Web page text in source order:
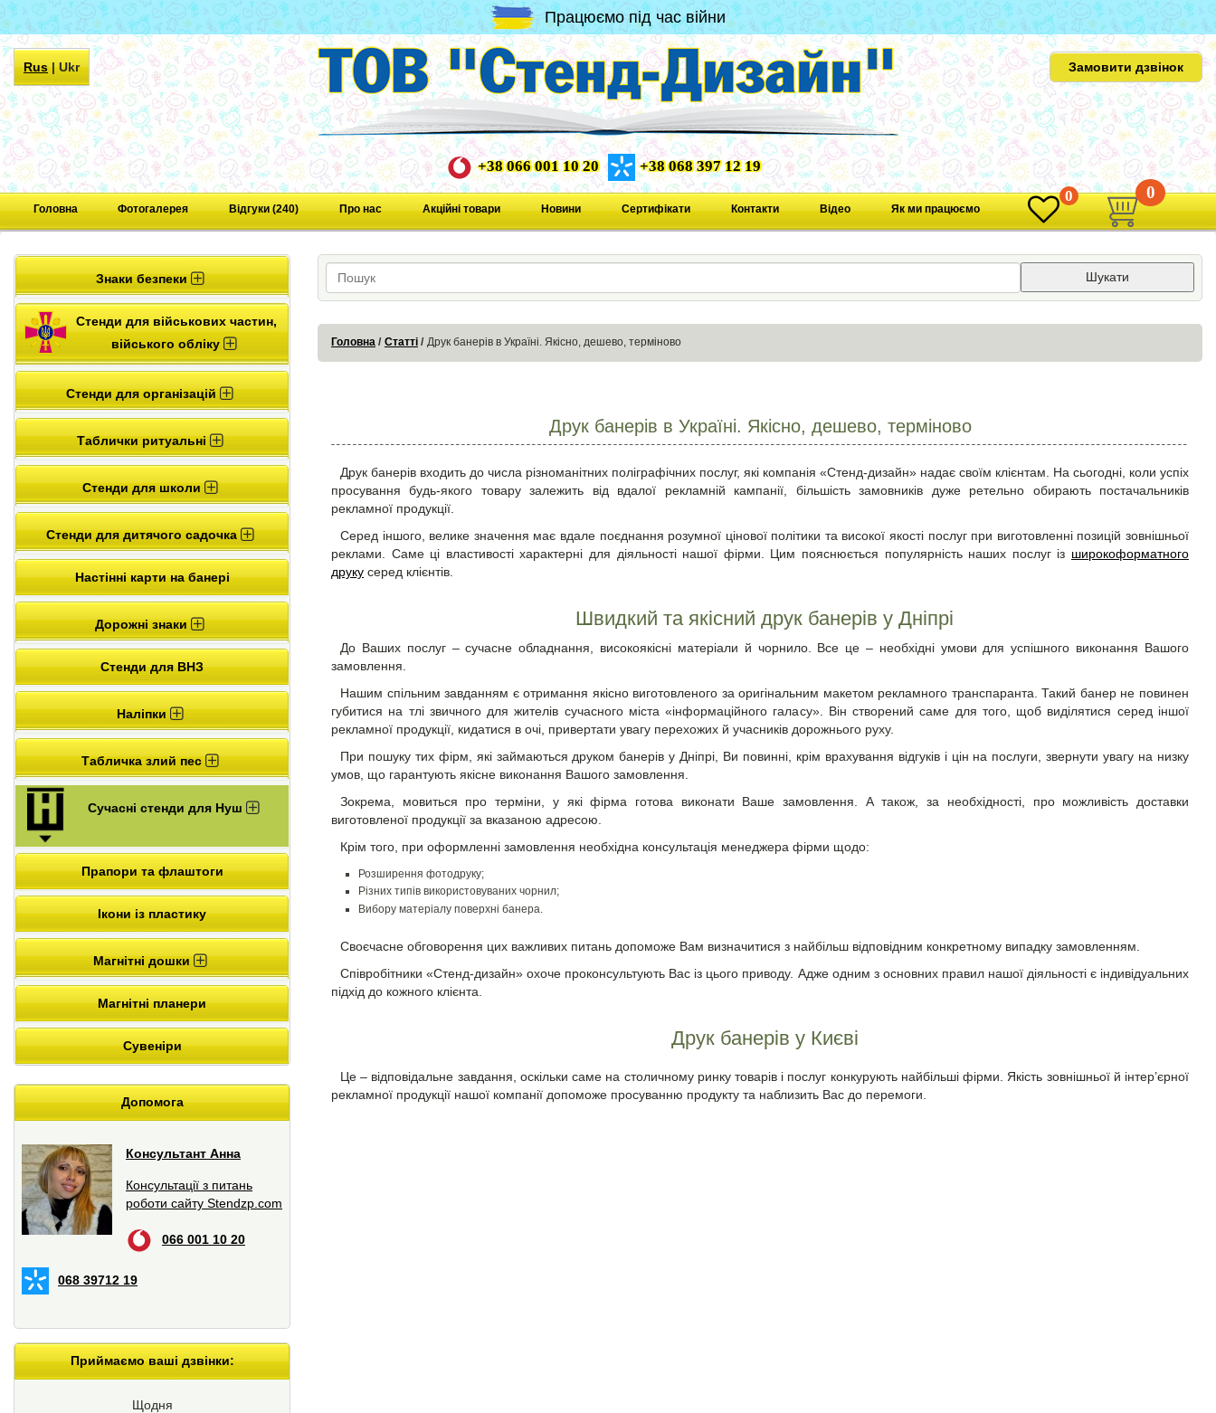
Працюємо під час війни
Rus|Ukr Замовити дзвінок
+38 066 001 10 20 +38 068 397 12 19
Головна Фотогалерея Відгуки (240) Про нас Акційні товари Новини Сертифікати Контакти Відео Як ми працюємо
0 0
Знаки безпеки
Стенди для військових частин,
війського обліку
Стенди для організацій
Таблички ритуальні
Стенди для школи
Стенди для дитячого садочка
Настінні карти на банері
Дорожні знаки
Стенди для ВНЗ
Наліпки
Табличка злий пес
Сучасні стенди для Нуш
Прапори та флаштоги
Ікони із пластику
Магнітні дошки
Магнітні планери
Сувеніри
Допомога
Консультант Анна
Консультації з питань
роботи сайту Stendzp.com
066 001 10 20
068 39712 19
Приймаємо ваші дзвінки:
Щодня
Шукати
Головна Статті Друк банерів в Україні. Якісно, дешево, терміново
Друк банерів в Україні. Якісно, дешево, терміново
Друк банерів входить до числа різноманітних поліграфічних послуг, які компанія «Стенд-дизайн» надає своїм клієнтам. На сьогодні, коли успіх
просування будь-якого товару залежить від вдалої рекламній кампанії, більшість замовників дуже ретельно обирають постачальників
рекламної продукції.
Серед іншого, велике значення має вдале поєднання розумної цінової політики та високої якості послуг при виготовленні позицій зовнішньої
реклами. Саме ці властивості характерні для діяльності нашої фірми. Цим пояснюється популярність наших послуг із широкоформатного
друку серед клієнтів.
Швидкий та якісний друк банерів у Дніпрі
До Ваших послуг – сучасне обладнання, високоякісні матеріали й чорнило. Все це – необхідні умови для успішного виконання Вашого
замовлення.
Нашим спільним завданням є отримання якісно виготовленого за оригінальним макетом рекламного транспаранта. Такий банер не повинен
губитися на тлі звичного для жителів сучасного міста «інформаційного галасу». Він створений саме для того, щоб виділятися серед іншої
рекламної продукції, кидатися в очі, привертати увагу перехожих й учасників дорожнього руху.
При пошуку тих фірм, які займаються друком банерів у Дніпрі, Ви повинні, крім врахування відгуків і цін на послуги, звернути увагу на низку
умов, що гарантують якісне виконання Вашого замовлення.
Зокрема, мовиться про терміни, у які фірма готова виконати Ваше замовлення. А також, за необхідності, про можливість доставки
виготовленої продукції за вказаною адресою.
Крім того, при оформленні замовлення необхідна консультація менеджера фірми щодо:
Розширення фотодруку;
Різних типів використовуваних чорнил;
Вибору матеріалу поверхні банера.
Своєчасне обговорення цих важливих питань допоможе Вам визначитися з найбільш відповідним конкретному випадку замовленням.
Співробітники «Стенд-дизайн» охоче проконсультують Вас із цього приводу. Адже одним з основних правил нашої діяльності є індивідуальних
підхід до кожного клієнта.
Друк банерів у Києві
Це – відповідальне завдання, оскільки саме на столичному ринку товарів і послуг конкурують найбільші фірми. Якість зовнішньої й інтер’єрної
рекламної продукції нашої компанії допоможе просуванню продукту та наблизить Вас до перемоги.